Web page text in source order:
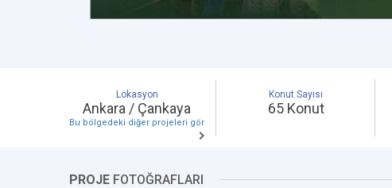
Lokasyon
Ankara / Çankaya
Bu bölgedeki diğer projeleri gör
Konut Sayısı
65 Konut
PROJE FOTOĞRAFLARI